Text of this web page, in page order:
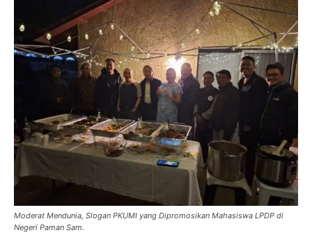
Moderat Mendunia, Slogan PKUMI yang Dipromosikan Mahasiswa LPDP di
Negeri Paman Sam.